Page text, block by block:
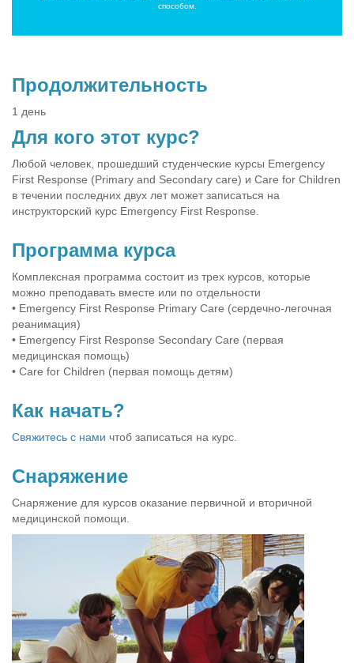
способом.
Продолжительность
1 день
Для кого этот курс?
Любой человек, прошедший студенческие курсы Emergency
First Response (Primary and Secondary care) и Сare for Children
в течении последних двух лет может записаться на
инструкторский курс Emergency First Response.
Программа курса
Комплексная программа состоит из трех курсов, которые
можно преподавать вместе или по отдельности
• Emergency First Response Primary Care (сердечно-легочная
реанимация)
• Emergency First Response Secondary Care (первая
медицинская помощь)
• Care for Children (первая помощь детям)
Как начать?
Свяжитесь с нами чтоб записаться на курс.
Снаряжение
Снаряжение для курсов оказание первичной и вторичной
медицинской помощи.